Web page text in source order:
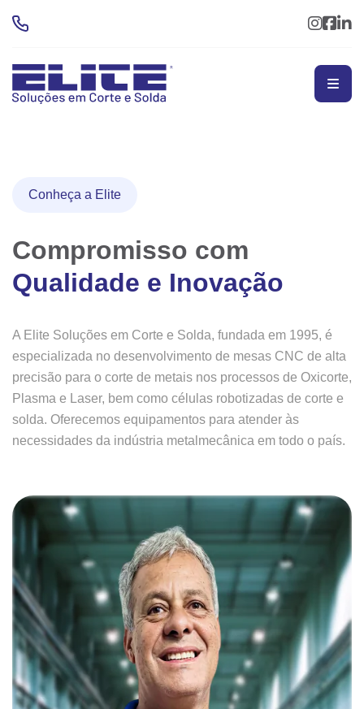
Conheça a Elite
Compromisso com
Qualidade e Inovação
A Elite Soluções em Corte e Solda, fundada em 1995, é
especializada no desenvolvimento de mesas CNC de alta
precisão para o corte de metais nos processos de Oxicorte,
Plasma e Laser, bem como células robotizadas de corte e
solda. Oferecemos equipamentos para atender às
necessidades da indústria metalmecânica em todo o país.